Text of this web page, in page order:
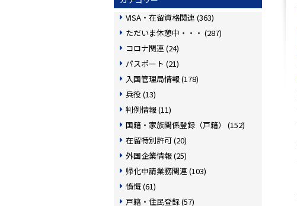
VISA・在留資格関連 (363)
ただいま休憩中・・・ (287)
コロナ関連 (24)
パスポート (21)
入国管理局情報 (178)
兵役 (13)
判例情報 (11)
国籍・家族関係登録（戸籍） (152)
在留特別許可 (20)
外国企業情報 (25)
帰化申請業務関連 (103)
憤慨 (61)
戸籍・住民登録 (57)